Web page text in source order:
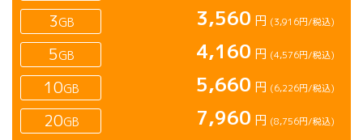
3GB 3,560 円 (3,916円/税込)
5GB 4,160 円 (4,576円/税込)
10GB 5,660 円 (6,226円/税込)
20GB 7,960 円 (8,756円/税込)